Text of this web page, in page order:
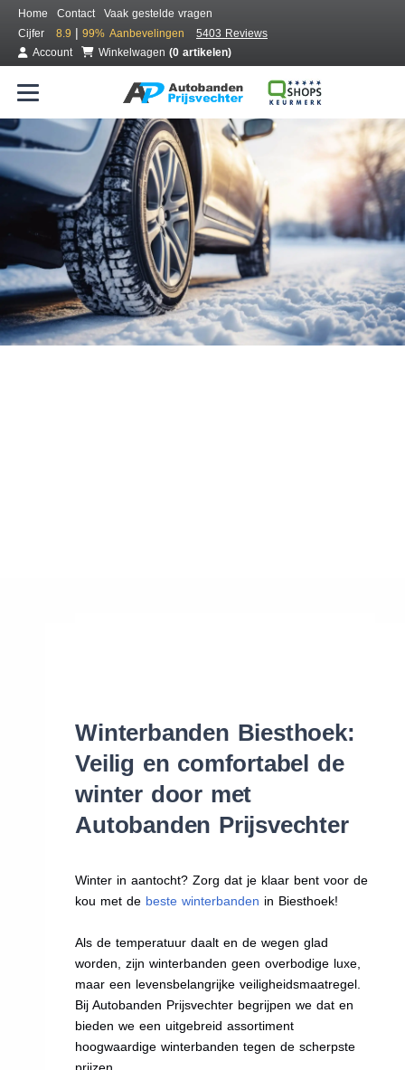
Home Contact
Vaak gestelde vragen
Cijfer
8.9 | 99% Aanbevelingen
5403 Reviews
Account
Winkelwagen (0 artikelen)
Bestel voordelig winterbanden
Gratis bezorgd of montage bij jou in de buurt
Seizoen:
Merken:
Winterbanden Biesthoek:
Veilig en comfortabel de
winter door met
Autobanden Prijsvechter
Winter in aantocht? Zorg dat je klaar bent voor de
kou met de beste winterbanden in Biesthoek!
Als de temperatuur daalt en de wegen glad
worden, zijn winterbanden geen overbodige luxe,
maar een levensbelangrijke veiligheidsmaatregel.
Bij Autobanden Prijsvechter begrijpen we dat en
bieden we een uitgebreid assortiment
hoogwaardige winterbanden tegen de scherpste